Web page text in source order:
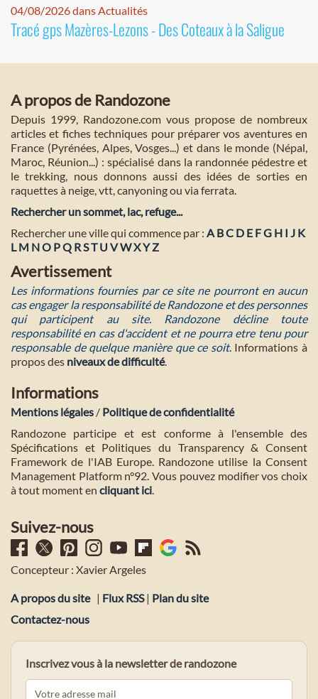
04/08/2026 dans Actualités
Tracé gps Mazères-Lezons - Des Coteaux à la Saligue
A propos de Randozone
Depuis 1999, Randozone.com vous propose de nombreux
articles et fiches techniques pour préparer vos aventures en
France (Pyrénées, Alpes, Vosges...) et dans le monde (Népal,
Maroc, Réunion...) : spécialisé dans la randonnée pédestre et
le trekking, nous donnons aussi des idées de sorties en
raquettes à neige, vtt, canyoning ou via ferrata.
Rechercher un sommet, lac, refuge...
Rechercher une ville qui commence par : A BC D E FG H I J K
L M NO PQ RST U VWXYZ
Avertissement
Les informations fournies par ce site ne pourront en aucun
cas engager la responsabilité de Randozone et des personnes
qui participent au site. Randozone décline toute
responsabilité en cas d'accident et ne pourra etre tenu pour
responsable de quelque manière que ce soit. Informations à
propos des niveaux de difficulté.
Informations
Mentions légales / Politique de confidentialité
Randozone participe et est conforme à l'ensemble des
Spécifications et Politiques du Transparency & Consent
Framework de l'IAB Europe. Randozone utilise la Consent
Management Platform n°92. Vous pouvez modifier vos choix
à tout moment en cliquant ici.
Suivez-nous
Concepteur : Xavier Argeles
A propos du site | Flux RSS| Plan du site
Contactez-nous
Inscrivez vous à la newsletter de randozone